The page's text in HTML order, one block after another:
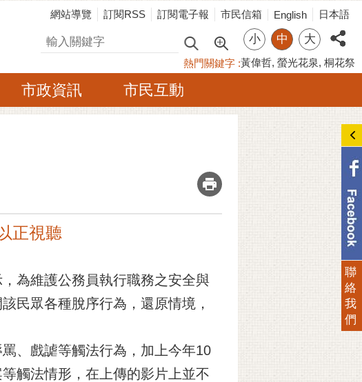
網站導覽 訂閱RSS 訂閱電子報 市民信箱 English 日本語
搜尋 小 中 大
熱門關鍵字 黃偉哲 螢光花泉 桐花祭
市政資訊 市民互動
_
正視聽
為維護公務員執行職務之安全與
民眾各種脫序行為，還原情境，
、戲謔等觸法行為，加上今年10
觸法情形，在上傳的影片上並不
聯
絡
我
們